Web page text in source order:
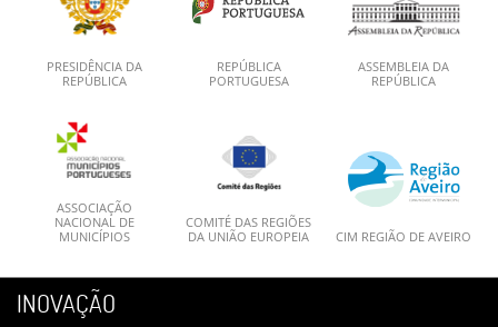
PRESIDÊNCIA DA
REPÚBLICA
REPÚBLICA
PORTUGUESA
ASSEMBLEIA DA
REPÚBLICA
ASSOCIAÇÃO
NACIONAL DE
MUNICÍPIOS
COMITÉ DAS REGIÕES
DA UNIÃO EUROPEIA
CIM REGIÃO DE AVEIRO
INOVAÇÃO